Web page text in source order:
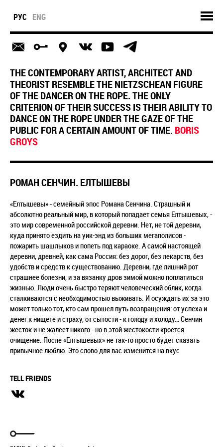
РУС ENG
THE CONTEMPORARY ARTIST, ARCHITECT AND
THEORIST RESEMBLE THE NIETZSCHEAN FIGURE
OF THE DANCER ON THE ROPE. THE ONLY
CRITERION OF THEIR SUCCESS IS THEIR ABILITY TO
DANCE ON THE ROPE UNDER THE GAZE OF THE
PUBLIC FOR A CERTAIN AMOUNT OF TIME. BORIS
GROYS
РОМАН СЕНЧИН. ЕЛТЫШЕВЫ
«Елтышевы» - семейный эпос Романа Сенчина. Страшный и
абсолютно реальный мир, в который попадает семья Елтышевых, -
это мир современной российской деревни. Нет, не той деревни,
куда принято ездить на уик-энд из больших мегаполисов -
пожарить шашлыков и попеть под караоке. А самой настоящей
деревни, древней, как сама Россия: без дорог, без лекарств, без
удобств и средств к существованию. Деревни, где лишний рот
страшнее болезни, и за вязанку дров зимой можно поплатиться
жизнью. Люди очень быстро теряют человеческий облик, когда
сталкиваются с необходимостью выживать. И осуждать их за это
может только тот, кто сам прошел путь возвращения: от успеха и
денег к нищете и страху, от сытости - к голоду и холоду… Сенчин
жесток и не жалеет никого - но в этой жестокости кроется
очищение. После «Елтышевых» не так-то просто будет сказать
привычное люблю. Это слово для вас изменится на вкус
TELL FRIENDS